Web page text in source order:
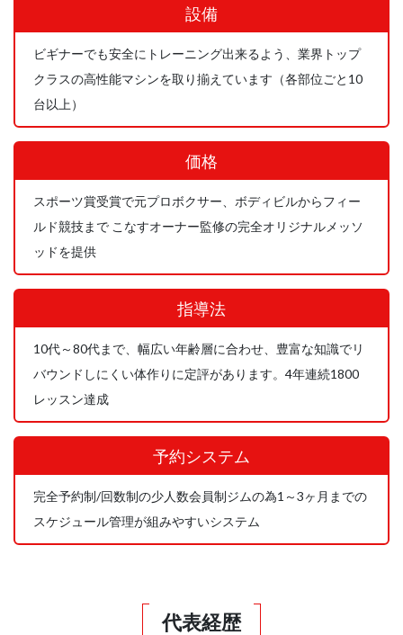
設備
ビギナーでも安全にトレーニング出来るよう、業界トップ
クラスの高性能マシンを取り揃えています（各部位ごと10
台以上）
価格
スポーツ賞受賞で元プロボクサー、ボディビルからフィー
ルド競技まで こなすオーナー監修の完全オリジナルメッソ
ッドを提供
指導法
10代～80代まで、幅広い年齢層に合わせ、豊富な知識でリ
バウンドしにくい体作りに定評があります。4年連続1800
レッスン達成
予約システム
完全予約制/回数制の少人数会員制ジムの為1～3ヶ月までの
スケジュール管理が組みやすいシステム
代表経歴